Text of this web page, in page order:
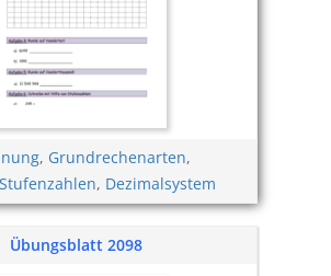
, Grundrechenarten,
, Dezimalsystem
Übungsblatt 2098